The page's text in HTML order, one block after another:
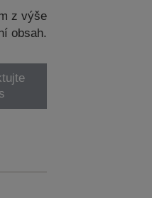
z výše
obsah.